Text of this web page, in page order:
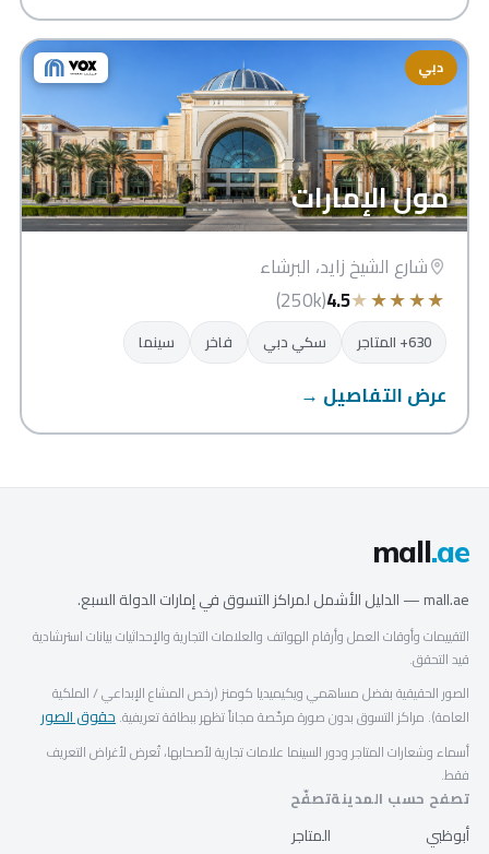
دبي
مول الإمارات
شارع الشيخ زايد، البرشاء
★
★
★
★
★
4.5
(250k)
630+ المتاجر سكي دبي فاخر سينما
عرض التفاصيل →
mall.ae
mall.ae — الدليل الأشمل لمراكز التسوق في إمارات الدولة السبع.
التقييمات وأوقات العمل وأرقام الهواتف والعلامات التجارية والإحداثيات بيانات استرشادية
قيد التحقق.
الصور الحقيقية بفضل مساهمي ويكيميديا كومنز (رخص المشاع الإبداعي / الملكية
العامة). مراكز التسوق بدون صورة مرخّصة مجاناً تظهر ببطاقة تعريفية.حقوق الصور
أسماء وشعارات المتاجر ودور السينما علامات تجارية لأصحابها، تُعرض لأغراض التعريف
فقط.
تصفح حسب المدينة
أبوظبي
تصفّح
المتاجر